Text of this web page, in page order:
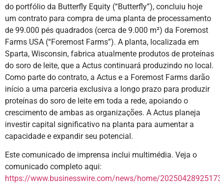
do portfólio da Butterfly Equity (“Butterfly”), concluiu hoje
um contrato para compra de uma planta de processamento
de 99.000 pés quadrados (cerca de 9.000 m²) da Foremost
Farms USA (“Foremost Farms”). A planta, localizada em
Sparta, Wisconsin, fabrica atualmente produtos de proteínas
do soro de leite, que a Actus continuará produzindo no local.
Como parte do contrato, a Actus e a Foremost Farms darão
início a uma parceria exclusiva a longo prazo para produzir
proteínas do soro de leite em toda a rede, apoiando o
crescimento de ambas as organizações. A Actus planeja
investir capital significativo na planta para aumentar a
capacidade e expandir seu potencial.
Este comunicado de imprensa inclui multimédia. Veja o
comunicado completo aqui:
https://www.businesswire.com/news/home/